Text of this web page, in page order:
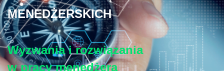
MENEDŻERSKICH
Wyzwania i rozwiązania
w pracy menedżera